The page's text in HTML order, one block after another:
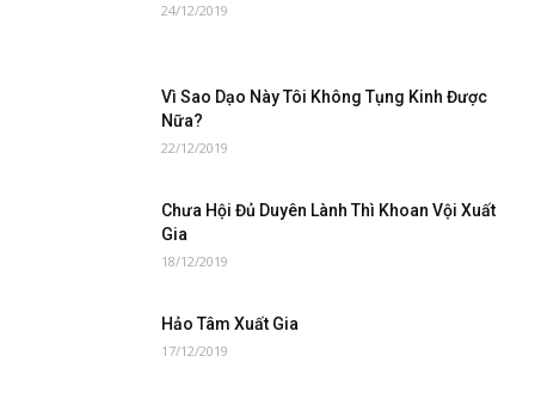
24/12/2019
Vì Sao Dạo Này Tôi Không Tụng Kinh Được
Nữa?
22/12/2019
Chưa Hội Đủ Duyên Lành Thì Khoan Vội Xuất
Gia
18/12/2019
Hảo Tâm Xuất Gia
17/12/2019